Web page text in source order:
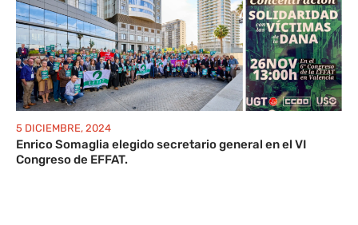
5 DICIEMBRE, 2024
Enrico Somaglia elegido secretario general en el VI
Congreso de EFFAT.